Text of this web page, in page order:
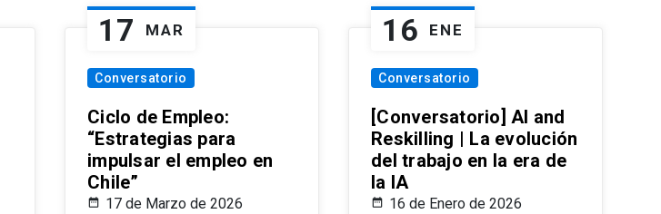
17 MAR
Conversatorio
Ciclo de Empleo:
“Estrategias para
impulsar el empleo en
Chile”
17 de Marzo de 2026
16 ENE
Conversatorio
[Conversatorio] AI and
Reskilling | La evolución
del trabajo en la era de
la IA
16 de Enero de 2026